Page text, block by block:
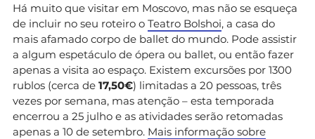
Há muito que visitar em Moscovo, mas não se esqueça
de incluir no seu roteiro o Teatro Bolshoi, a casa do
mais afamado corpo de ballet do mundo. Pode assistir
a algum espetáculo de ópera ou ballet, ou então fazer
apenas a visita ao espaço. Existem excursões por 1300
rublos (cerca de 17,50€) limitadas a 20 pessoas, três
vezes por semana, mas atenção – esta temporada
encerrou a 25 julho e as atividades serão retomadas
apenas a 10 de setembro. Mais informação sobre